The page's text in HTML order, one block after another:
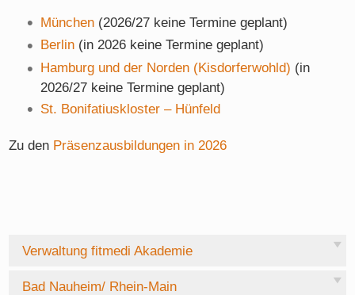
München (2026/27 keine Termine geplant)
Berlin (in 2026 keine Termine geplant)
Hamburg und der Norden (Kisdorferwohld) (in
2026/27 keine Termine geplant)
St. Bonifatiuskloster – Hünfeld
Zu den Präsenzausbildungen in 2026
Verwaltung fitmedi Akademie
Bad Nauheim/ Rhein-Main